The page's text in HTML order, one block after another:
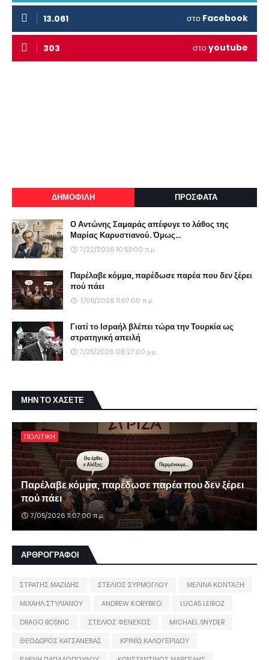
13.061 στο Facebook
303 στοyoutube
ΔΗΜΟΦΙΛΗ ΠΡΟΣΦΑΤΑ
Ο Αντώνης Σαμαράς απέφυγε το λάθος της
Μαρίας Καρυστιανού. Όμως...
7/22/2026 10:52:00 π.μ.
Παρέλαβε κόμμα, παρέδωσε παρέα που δεν ξέρει
πού πάει
7/05/2026 11:07:00 π.μ.
Γιατί το Ισραήλ βλέπει τώρα την Τουρκία ως
στρατηγική απειλή
7/25/2026 06:27:00 μ.μ.
ΜΗΝ ΤΟ ΧΑΣΕΤΕ
ΠΟΛΙΤΙΚΗ
Παρέλαβε κόμμα, παρέδωσε παρέα που δεν ξέρει
πού πάει
7/05/2026 11:07:00 π.μ.
ΑΡΘΡΟΓΡΑΦΟΙ
ΣΤΡΑΤΗΣ ΜΑΖΙΔΗΣ ΣΤΕΛΙΟΣ ΣΥΡΜΟΓΛΟΥ
ΜΕΛΙΝΑ ΚΟΝΤΑΞΗ
ΜΙΧΑΗΛ ΣΤΥΛΙΑΝΟΥ
ANDREW KORYBKO
LUCAS LEIROZ
DRAGO BOSNIC
ΣΤΕΛΙΟΣ ΦΕΝΕΚΟΣ
MICHAEL SNYDER
ΘΕΟΔΩΡΟΣ ΚΑΤΣΑΝΕΒΑΣ
ΚΡΙΝΙΩ ΚΑΛΟΓΕΡΙΔΟΥ